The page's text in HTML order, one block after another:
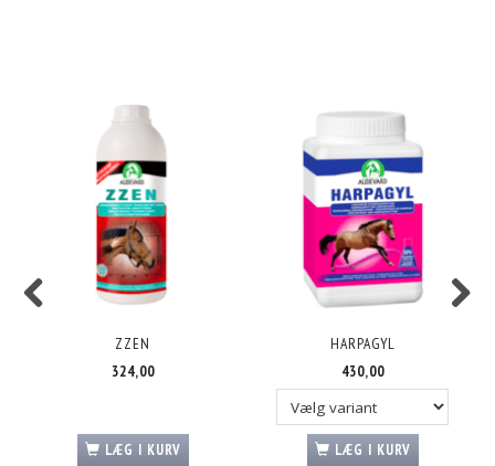
ZZEN
324,00
LÆG I KURV
HARPAGYL
430,00
LÆG I KURV